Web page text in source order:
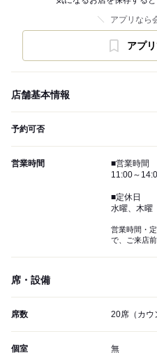
アプリなら
アプ
店舗基本情報
予約可否
営業時間
■営業時間
11:00～
■定休日
水曜、木曜
営業時間・
で、ご来店
席・設備
席数 20席（カウ
個室 無